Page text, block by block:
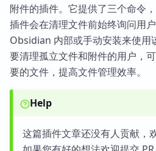
附件的插件。它提供了三个命令
插件会在清理文件前始终询问用
Obsidian 内部或手动安装来使用
要清理孤立文件和附件的用户，
要的文件，提高文件管理效率。
Help
这篇插件文章还没有人贡献，